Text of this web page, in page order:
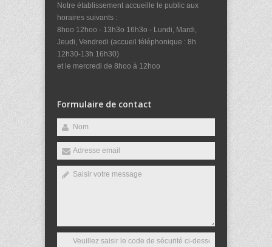
Notre établissement accueille le public aux
horaires suivants :
8hoo 12hoo - 13h3o 16h3o - Lundi, Mardi,
Jeudi, Vendredi (accueil téléphonique : 8h
12h30-13h 16h30)
et le mercredi de 8hoo à 12hoo
Formulaire de contact